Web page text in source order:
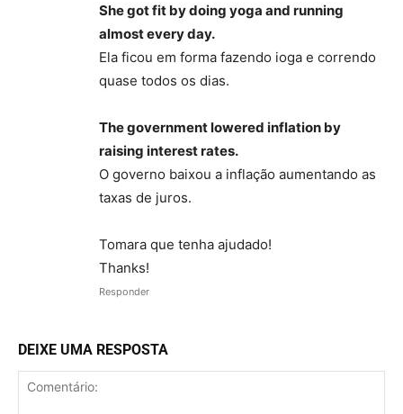
She got fit by doing yoga and running
almost every day.
Ela ficou em forma fazendo ioga e correndo
quase todos os dias.
The government lowered inflation by
raising interest rates.
O governo baixou a inflação aumentando as
taxas de juros.
Tomara que tenha ajudado!
Thanks!
Responder
DEIXE UMA RESPOSTA